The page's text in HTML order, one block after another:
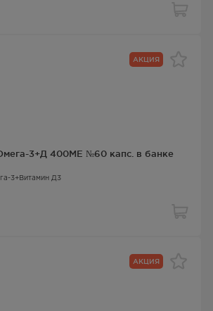
АКЦИЯ
3+Д 400МЕ №60 капс. в банке
3+Витамин Д3
АКЦИЯ